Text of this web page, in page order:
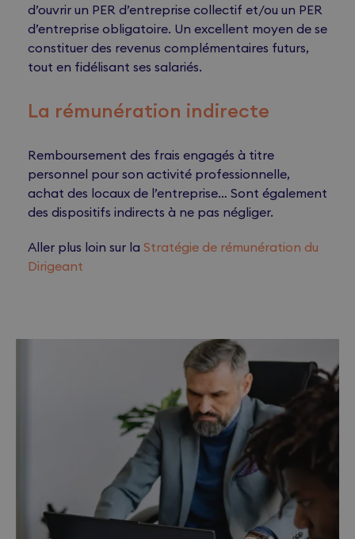
d’ouvrir un PER d’entreprise collectif et/ou un PER
d’entreprise obligatoire. Un excellent moyen de se
constituer des revenus complémentaires futurs,
tout en fidélisant ses salariés.
La rémunération indirecte
Remboursement des frais engagés à titre
personnel pour son activité professionnelle,
achat des locaux de l’entreprise… Sont également
des dispositifs indirects à ne pas négliger.
Aller plus loin sur la Stratégie de rémunération du
Dirigeant